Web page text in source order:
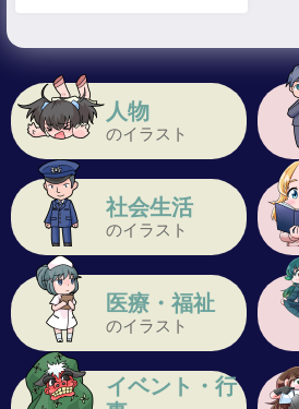
人物
のイラスト
社会生活
のイラスト
医療・福祉
のイラスト
イベント・行